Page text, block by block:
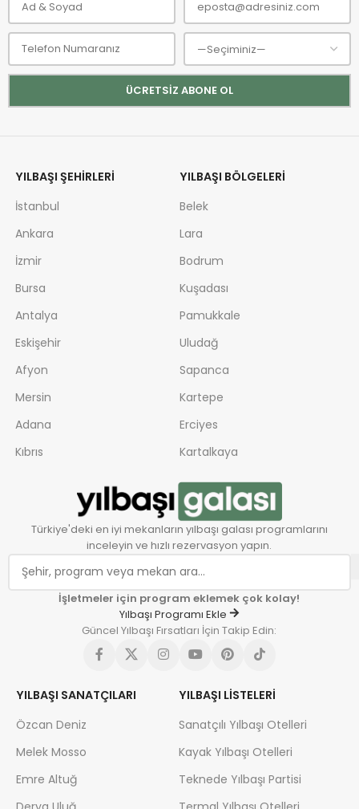
YILBAŞI ŞEHIRLERI
İstanbul
Ankara
İzmir
Bursa
Antalya
Eskişehir
Afyon
Mersin
Adana
Kıbrıs
YILBAŞI BÖLGELERI
Belek
Lara
Bodrum
Kuşadası
Pamukkale
Uludağ
Sapanca
Kartepe
Erciyes
Kartalkaya
Türkiye'deki en iyi mekanların yılbaşı galası programlarını
inceleyin ve hızlı rezervasyon yapın.
İşletmeler için program eklemek çok kolay!
Yılbaşı Programı Ekle
Güncel Yılbaşı Fırsatları İçin Takip Edin:
YILBAŞI SANATÇILARI
Özcan Deniz
Melek Mosso
Emre Altuğ
YILBAŞI LISTELERI
Sanatçılı Yılbaşı Otelleri
Kayak Yılbaşı Otelleri
Teknede Yılbaşı Partisi